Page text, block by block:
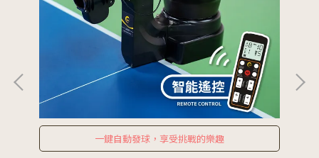
一鍵自動發球，享受挑戰的樂趣